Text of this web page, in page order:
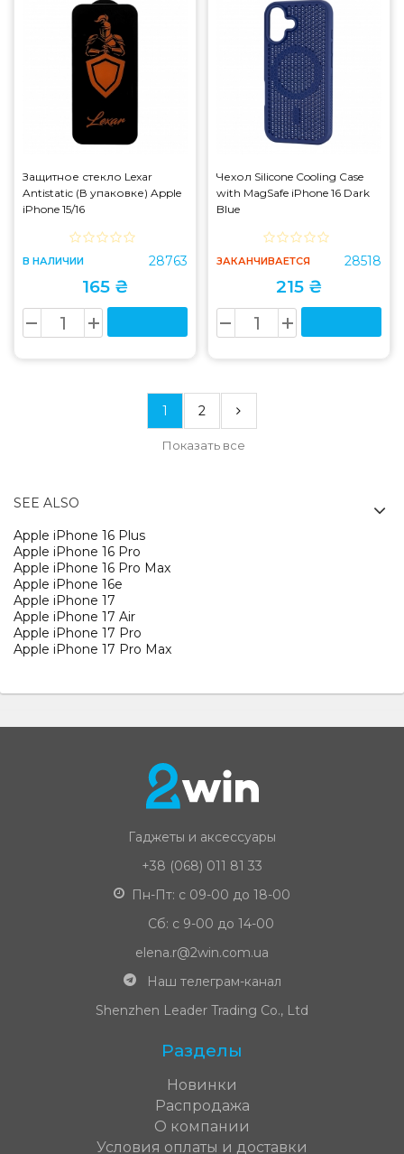
Защитное стекло Lexar
Antistatic (В упаковке) Apple
iPhone 15/16
В НАЛИЧИИ 28763
165 ₴
Чехол Silicone Cooling Сase
with MagSafe iPhone 16 Dark
Blue
ЗАКАНЧИВАЕТСЯ 28518
215 ₴
Показать все
1 2
SEE ALSO
Apple iPhone 16 Plus
Apple iPhone 16 Pro
Apple iPhone 16 Pro Max
Apple iPhone 16e
Apple iPhone 17
Apple iPhone 17 Air
Apple iPhone 17 Pro
Apple iPhone 17 Pro Max
Гаджеты и аксессуары
+38 (068) 011 81 33
Пн-Пт: с 09-00 до 18-00
Сб: с 9-00 до 14-00
elena.r@2win.com.ua
Наш телеграм-канал
Shenzhen Leader Trading Co., Ltd
Разделы
Новинки
Распродажа
О компании
Условия оплаты и доставки